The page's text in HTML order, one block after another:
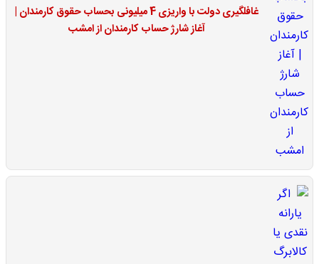
غافلگیری دولت با واریزی 4 میلیونی بحساب حقوق کارمندان |
آغاز شارژ حساب کارمندان از امشب